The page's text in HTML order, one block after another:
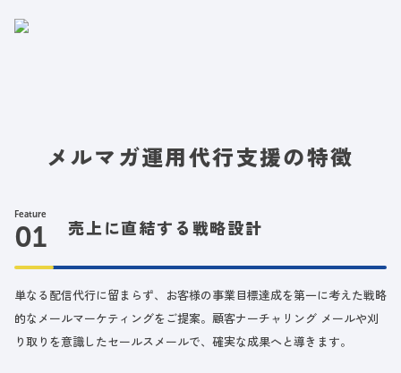
メルマガ運用代行支援の特徴
Feature
売上に直結する戦略設計
単なる配信代行に留まらず、お客様の事業目標達成を第一に考えた戦略
的なメールマーケティングをご提案。顧客ナーチャリング メールや刈
り取りを意識したセールスメールで、確実な成果へと導きます。